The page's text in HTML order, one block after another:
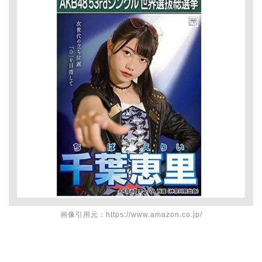
画像引用元：https://www.amazon.co.jp/